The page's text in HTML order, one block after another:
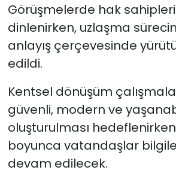
Görüşmelerde hak
dinlenirken, uzlaşma
anlayış çerçevesinde
edildi.
Kentsel dönüşüm
güvenli, modern ve
oluşturulması
boyunca vatandaşlar
devam edilecek.